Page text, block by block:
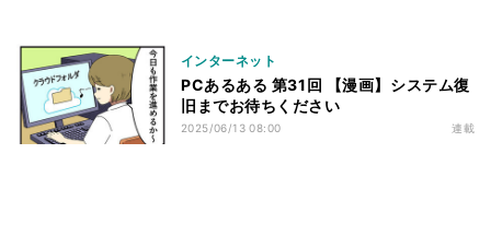
インターネット
PCあるある 第31回 【漫画】システム復
旧までお待ちください
2025/06/13 08:00 連載